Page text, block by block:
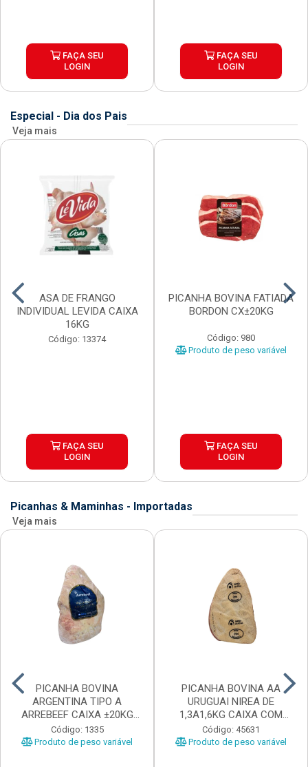
FAÇA SEU
LOGIN
FAÇA SEU
LOGIN
Especial - Dia dos Pais
Veja mais
ASA DE FRANGO
INDIVIDUAL LEVIDA CAIXA
16KG
Código: 13374
FAÇA SEU
LOGIN
PICANHA BOVINA FATIADA
BORDON CX±20KG
Código: 980
Produto de peso variável
FAÇA SEU
LOGIN
Picanhas & Maminhas - Importadas
Veja mais
PICANHA BOVINA
ARGENTINA TIPO A
ARREBEEF CAIXA ±20KG
PEÇAS 1...
Código: 1335
Produto de peso variável
PICANHA BOVINA AA
URUGUAI NIREA DE
1,3A1,6KG CAIXA COM
±15KG
Código: 45631
Produto de peso variável